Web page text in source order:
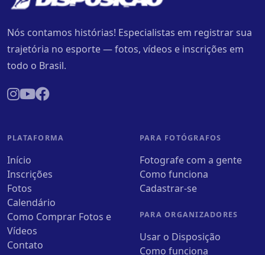
Nós contamos histórias! Especialistas em registrar sua
trajetória no esporte — fotos, vídeos e inscrições em
todo o Brasil.
PLATAFORMA
Início
Inscrições
Fotos
Calendário
Como Comprar Fotos e
Vídeos
Contato
PARA FOTÓGRAFOS
Fotografe com a gente
Como funciona
Cadastrar-se
PARA ORGANIZADORES
Usar o Disposição
Como funciona